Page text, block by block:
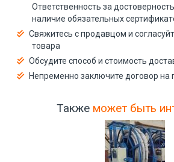
Ответственность за
наличие обязательных
Свяжитесь с продавцом и
товара
Обсудите способ и стоимость
Непременно заключите договор на
Также может быть